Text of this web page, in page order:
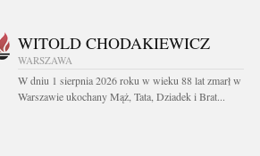
WITOLD CHODAKIEWICZ
WARSZAWA
W dniu 1 sierpnia 2026 roku w wieku 88 lat zmarł w
Warszawie ukochany Mąż, Tata, Dziadek i Brat...